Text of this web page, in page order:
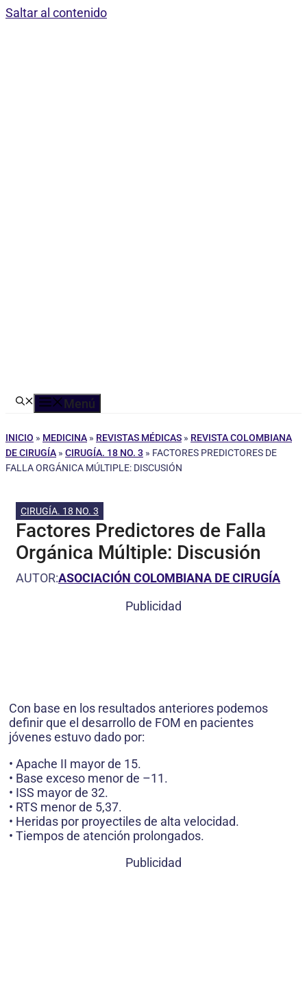
Saltar al contenido
Menú
INICIO » MEDICINA » REVISTAS MÉDICAS » REVISTA COLOMBIANA
DE CIRUGÍA » CIRUGÍA. 18 NO. 3 » FACTORES PREDICTORES DE
FALLA ORGÁNICA MÚLTIPLE: DISCUSIÓN
CIRUGÍA. 18 NO. 3
Factores Predictores de Falla
Orgánica Múltiple: Discusión
AUTOR:ASOCIACIÓN COLOMBIANA DE CIRUGÍA
Publicidad
Con base en los resultados anteriores podemos
definir que el desarrollo de FOM en pacientes
jóvenes estuvo dado por:
• Apache II mayor de 15.
• Base exceso menor de –11.
• ISS mayor de 32.
• RTS menor de 5,37.
• Heridas por proyectiles de alta velocidad.
• Tiempos de atención prolongados.
Publicidad